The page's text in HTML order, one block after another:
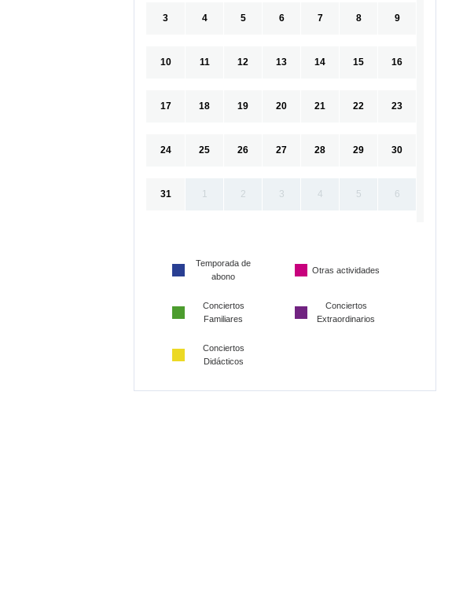
3 4 5 6 7 8 9
10 11 12 13 14 15 16
17 18 19 20 21 22 23
24 25 26 27 28 29 30
31 1 2 3 4 5 6
Temporada de
abono
Otras actividades
Conciertos
Familiares
Conciertos
Extraordinarios
Conciertos
Didácticos